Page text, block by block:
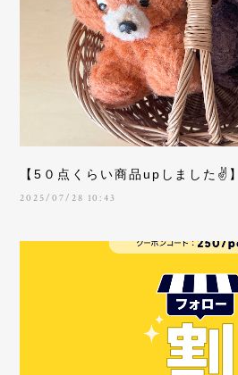
【5０点くらい商品upしました✌️】
2025/07/28 10:43